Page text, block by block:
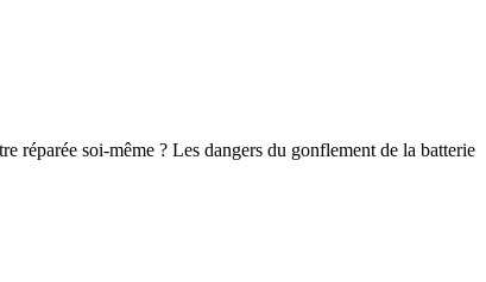
réparée soi-même ? Les dangers du gonflement de la batterie